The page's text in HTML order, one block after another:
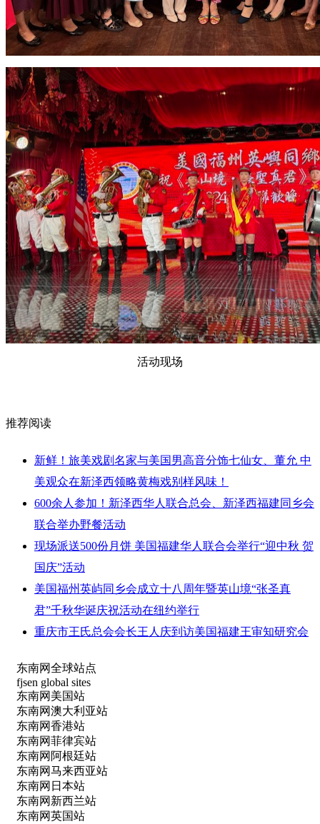
活动现场
推荐阅读
新鲜！旅美戏剧名家与美国男高音分饰七仙女、董允 中
美观众在新泽西领略黄梅戏别样风味！
600余人参加！新泽西华人联合总会、新泽西福建同乡会
联合举办野餐活动
现场派送500份月饼 美国福建华人联合会举行“迎中秋 贺
国庆”活动
美国福州英屿同乡会成立十八周年暨英山境“张圣真
君”千秋华诞庆祝活动在纽约举行
重庆市王氏总会会长王人庆到访美国福建王审知研究会
东南网全球站点
fjsen global sites
东南网美国站
东南网澳大利亚站
东南网香港站
东南网菲律宾站
东南网阿根廷站
东南网马来西亚站
东南网日本站
东南网新西兰站
东南网英国站